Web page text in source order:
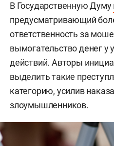
В Государственную Думу
предусматривающий
ответственность за
вымогательство денег у
действий. Авторы
выделить такие
категорию, усилив
злоумышленников.